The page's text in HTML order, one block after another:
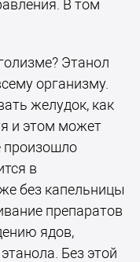
В том
Этанол
организму.
желудок, как
и этом может
произошло
в
без капельницы
препаратов
ядов,
Без этой